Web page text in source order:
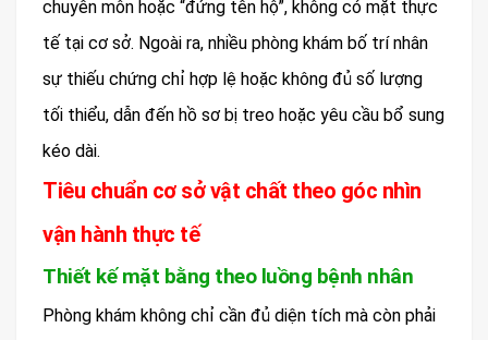
chuyên môn hoặc “đứng tên hộ”, không có mặt thực
tế tại cơ sở. Ngoài ra, nhiều phòng khám bố trí nhân
sự thiếu chứng chỉ hợp lệ hoặc không đủ số lượng
tối thiểu, dẫn đến hồ sơ bị treo hoặc yêu cầu bổ sung
kéo dài.
Tiêu chuẩn cơ sở vật chất theo góc nhìn
vận hành thực tế
Thiết kế mặt bằng theo luồng bệnh nhân
Phòng khám không chỉ cần đủ diện tích mà còn phải